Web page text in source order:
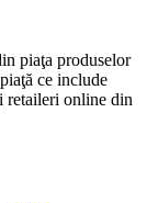
piaţa produselor
ce include
retaileri online din